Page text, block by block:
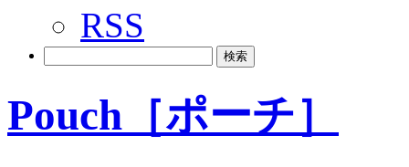
RSS
Pouch［ポーチ］